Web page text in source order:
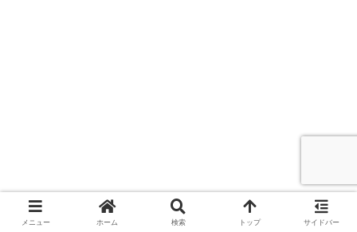
メニュー ホーム 検索 トップ サイドバー